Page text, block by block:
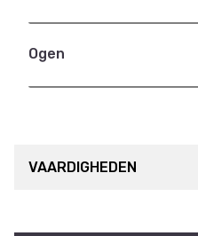
Ogen
VAARDIGHEDEN